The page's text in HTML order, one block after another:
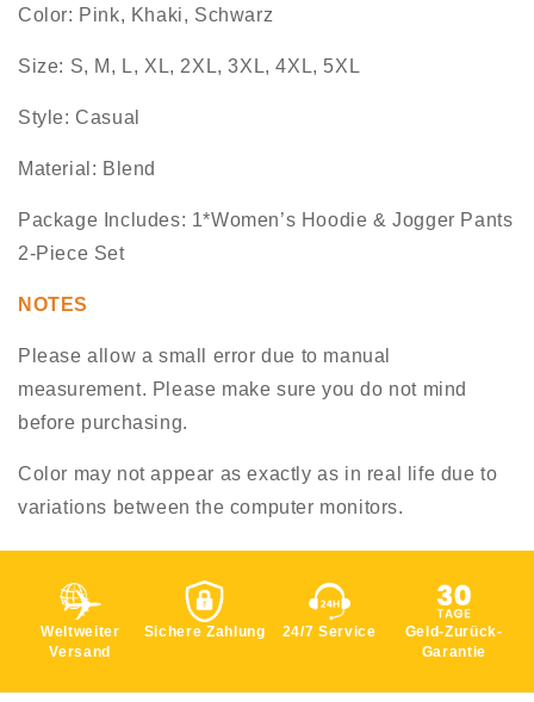
Color: Pink, Khaki, Schwarz
Size: S, M, L, XL, 2XL, 3XL, 4XL, 5XL
Style: Casual
Material: Blend
Package Includes: 1*Women’s Hoodie & Jogger Pants
2-Piece Set
NOTES
Please allow a small error due to manual
measurement. Please make sure you do not mind
before purchasing.
Color may not appear as exactly as in real life due to
variations between the computer monitors.
Weltweiter
Versand
Sichere Zahlung 24/7 Service
Geld-Zurück-
Garantie